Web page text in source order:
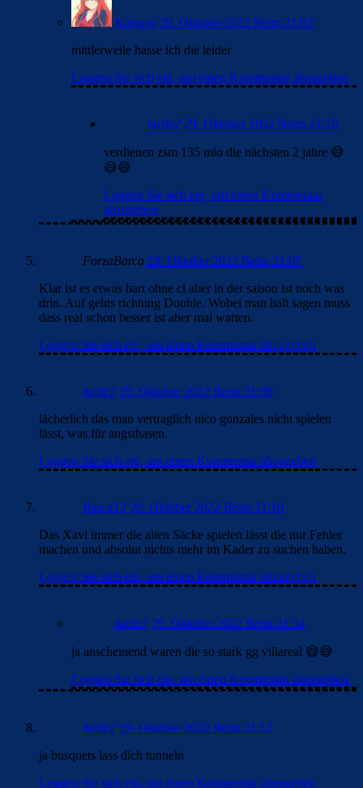
Katsura 29. Oktober 2022 Beim 21:03
mittlerweile hasse ich die leider
Loggen Sie sich ein, um einen Kommentar abzugeben
turtle2 29. Oktober 2022 Beim 21:10
verdienen zsm 135 mio die nächsten 2 jahre 😅
😅😅
Loggen Sie sich ein, um einen Kommentar
abzugeben
ForzaBarca 29. Oktober 2022 Beim 21:07
Klar ist es etwas hart ohne cl aber in der saison ist noch was
drin. Auf gehts richtung Double. Wobei man halt sagen muss
dass real schon besser ist aber mal warten.
Loggen Sie sich ein, um einen Kommentar abzugeben
turtle2 29. Oktober 2022 Beim 21:09
lächerlich das man vertraglich nico gonzales nicht spielen
lässt, was für angsthasen
Loggen Sie sich ein, um einen Kommentar abzugeben
Barca12 29. Oktober 2022 Beim 21:10
Das Xavi immer die alten Säcke spielen lässt die nur Fehler
machen und absolut nichts mehr im Kader zu suchen haben.
Loggen Sie sich ein, um einen Kommentar abzugeben
turtle2 29. Oktober 2022 Beim 21:14
ja anscheinend waren die so stark gg villareal 😅😅
Loggen Sie sich ein, um einen Kommentar abzugeben
turtle2 29. Oktober 2022 Beim 21:12
ja busquets lass dich tunneln
Loggen Sie sich ein, um einen Kommentar abzugeben